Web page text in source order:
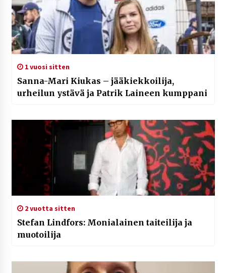
1 vuosi sitten
Sanna-Mari Kiukas – jääkiekkoilija,
urheilun ystävä ja Patrik Laineen kumppani
2 vuotta sitten
Stefan Lindfors: Monialainen taiteilija ja
muotoilija